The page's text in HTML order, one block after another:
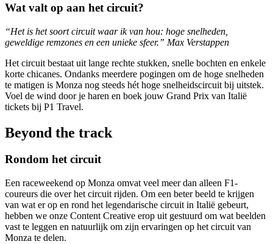
Wat valt op aan het circuit?
“Het is het soort circuit waar ik van hou: hoge snelheden,
geweldige remzones en een unieke sfeer.” Max Verstappen
Het circuit bestaat uit lange rechte stukken, snelle bochten en enkele
korte chicanes. Ondanks meerdere pogingen om de hoge snelheden
te matigen is Monza nog steeds hét hoge snelheidscircuit bij uitstek.
Voel de wind door je haren en boek jouw Grand Prix van Italië
tickets bij P1 Travel.
Beyond the track
Rondom het circuit
Een raceweekend op Monza omvat veel meer dan alleen F1-
coureurs die over het circuit rijden. Om een beter beeld te krijgen
van wat er op en rond het legendarische circuit in Italië gebeurt,
hebben we onze Content Creative erop uit gestuurd om wat beelden
vast te leggen en natuurlijk om zijn ervaringen op het circuit van
Monza te delen.